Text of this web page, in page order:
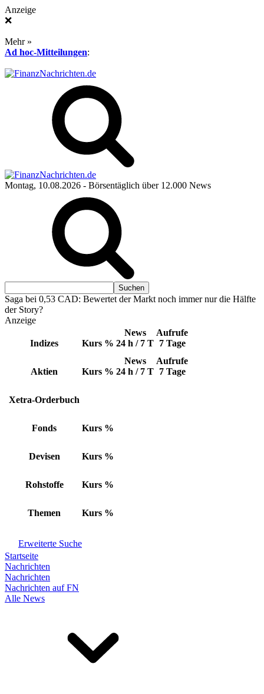
Anzeige
❌
Mehr »
Ad hoc-Mitteilungen:
Montag, 10.08.2026 - Börsentäglich über 12.000 News
Saga bei 0,53 CAD: Bewertet der Markt noch immer nur die Hälfte
der Story?
Anzeige
Indizes Kurs %
News
24 h / 7 T
Aufrufe
7 Tage
Aktien Kurs %
News
24 h / 7 T
Aufrufe
7 Tage
Xetra-Orderbuch
Fonds Kurs %
Devisen Kurs %
Rohstoffe Kurs %
Themen Kurs %
Erweiterte Suche
Startseite
Nachrichten
Nachrichten
Nachrichten auf FN
Alle News